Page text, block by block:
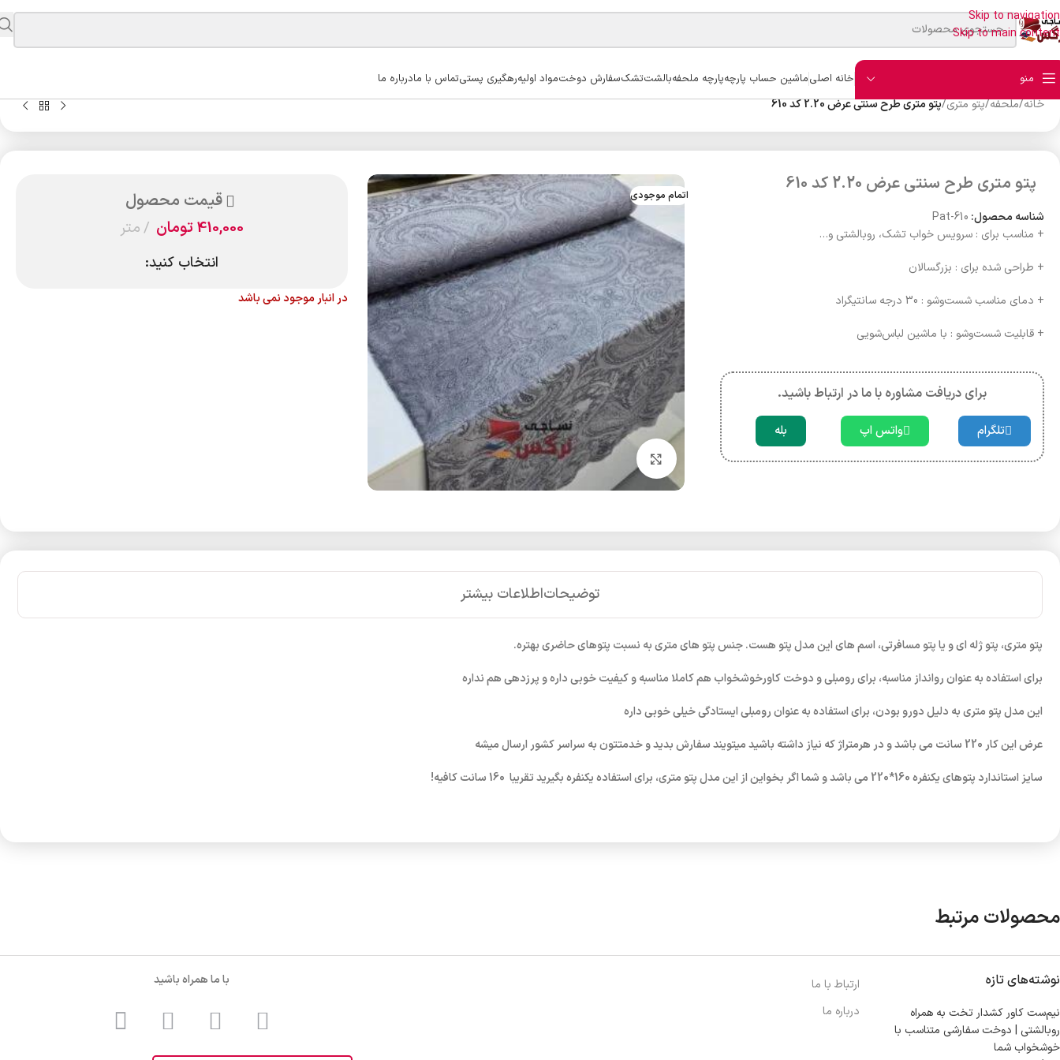
Skip to navigation
Skip to main content
منو خانه اصلیماشین حساب پارچهپارچه ملحفهبالشتتشکسفارش دوختمواد اولیهرهگیری پستیتماس با مادرباره ما
خانه/ملحفه/پتو متری/پتو متری طرح سنتی عرض 2.20 کد 610
پتو متری طرح سنتی عرض 2.20 کد 610
شناسه محصول: Pat-610
+ مناسب برای : سرویس خواب تشک، روبالشتی و…
+ طراحی شده برای : بزرگسالان
+ دمای مناسب شست‌وشو : 30 درجه سانتیگراد
+ قابلیت شست‌وشو : با ماشین لباس‌شویی
برای دریافت مشاوره با ما در ارتباط باشید.
تلگرام واتس اپ بله
اتمام موجودی
بزرگنمایی تصویر
قیمت محصول
410,000تومان متر
انتخاب کنید:
در انبار موجود نمی باشد
توضیحاتاطلاعات بیشتر
پتو متری، پتو ژله ای و یا پتو مسافرتی، اسم های این مدل پتو هست. جنس پتو های متری به نسبت پتوهای حاضری بهتره.
برای استفاده به عنوان روانداز مناسبه، برای رومبلی و دوخت کاورخوشخواب هم کاملا مناسبه و کیفیت خوبی داره و پرزدهی هم نداره
این مدل پتو متری به دلیل دورو بودن، برای استفاده به عنوان رومبلی ایستادگی خیلی خوبی داره
عرض این کار 220 سانت می باشد و در هرمتراژ که نیاز داشته باشید میتویند سفارش بدید و خدمتتون به سراسر کشور ارسال میشه
سایز استاندارد پتوهای یکنفره 160*220 می باشد و شما اگر بخواین از این مدل پتو متری، برای استفاده یکنفره بگیرید تقریبا 160 سانت کافیه!
محصولات مرتبط
نوشته‌های تازه
نیم‌ست کاور کشدار تخت به همراه
روبالشتی | دوخت سفارشی متناسب با
خوشخواب شما
ارتباط با ما
درباره ما
با ما همراه باشید